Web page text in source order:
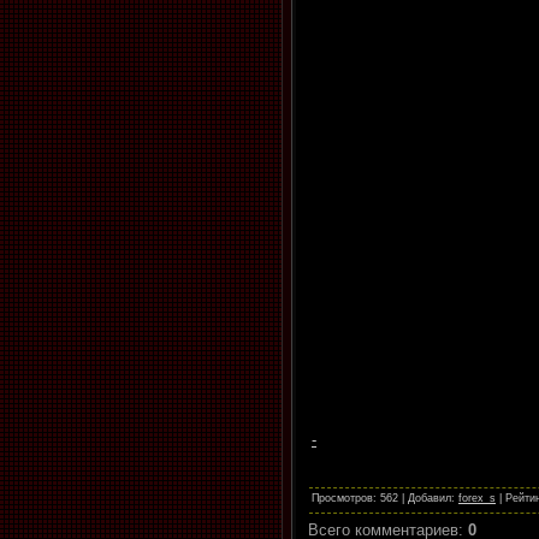
-
Просмотров: 562 | Добавил: forex_s
Всего комментариев: 0